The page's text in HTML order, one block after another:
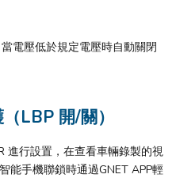
電壓低於規定電壓時自動關閉
LBP 開/關）
進行設置，在查看車輛錄製的視
能手機聯鎖時通過GNET APP輕